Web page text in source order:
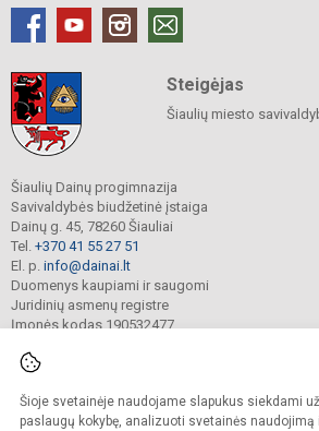
Šioje svetainėje naudojame slapukus siekdami
paslaugų kokybę, analizuoti svetainės
Steigėjas
Šiaulių miesto
Šiaulių Dainų progimnazija
Savivaldybės biudžetinė įstaiga
Dainų g. 45, 78260 Šiauliai
Tel. +370 41 55 27 51
El. p. info@dainai.lt
Duomenys kaupiami ir saugomi
Juridinių asmenų registre
Įmonės kodas 190532477
© 2023. Šiaulių Dainų progimnazija. Visos
Kopijuoti turinį be raštiško gimnazijos